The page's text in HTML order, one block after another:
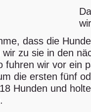
dass die
zu sie in den
fuhren wir vor ein
die ersten fünf
Hunden und